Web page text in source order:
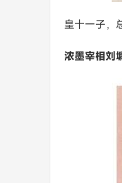
皇十一子，
浓墨宰相刘